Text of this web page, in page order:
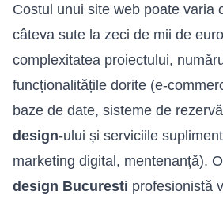
Costul unui site web poate varia
câteva sute la zeci de mii de
complexitatea proiectului,
funcționalitățile dorite (e-
baze de date, sisteme de
design-ului și serviciile
marketing digital, mentenanță). O
design Bucuresti profesionistă